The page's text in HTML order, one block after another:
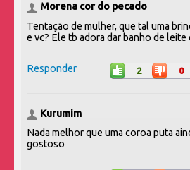
Morena cor do pecado
Tentação de mulher, que tal uma
e vc? Ele tb adora dar banho de leite
Responder 2 0
Kurumim
Nada melhor que uma coroa puta
gostoso